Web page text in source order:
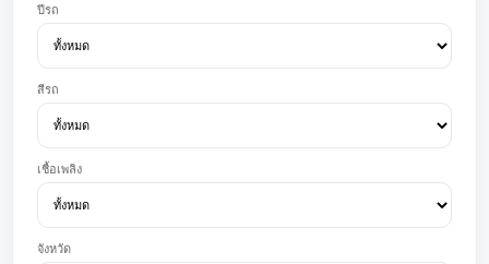
ปีรถ
สีรถ
เชื้อเพลิง
จังหวัด